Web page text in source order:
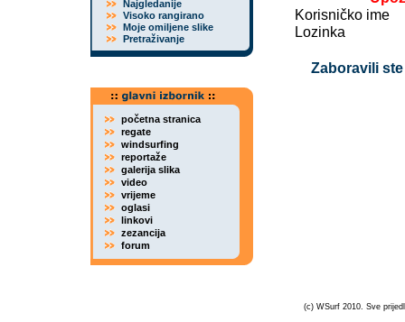
Najgledanije
Visoko rangirano
Moje omiljene slike
Pretraživanje
početna stranica
regate
windsurfing
reportaže
galerija slika
video
vrijeme
oglasi
linkovi
zezancija
forum
Korisničko ime
Lozinka
Zaboravili
(c) WSurf 2010. Sve